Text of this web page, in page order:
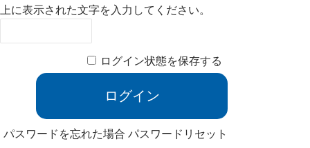
上に表示された文字を入力してください。
ログイン状態を保存する
パスワードを忘れた場合パスワードリセット